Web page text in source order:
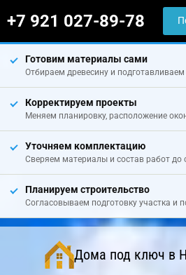
+7 921 027-89-78
Готовим материалы сами
Отбираем древесину и
Корректируем проекты
Меняем планировку, расположение
Уточняем комплектацию
Сверяем материалы и состав работ до
Планируем строительство
Согласовываем подготовку участка и
Дома под ключ в